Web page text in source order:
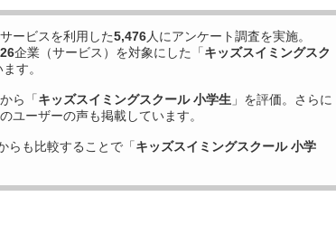
ービスを利用した5,476人にアンケート調査を実施。
26企業（サービス）を対象にした「キッズスイミングスク
す。
ら「キッズスイミングスクール 小学生 」を評価。さらに
ユーザーの声も掲載しています。
らも比較することで「キッズスイミングスクール 小学